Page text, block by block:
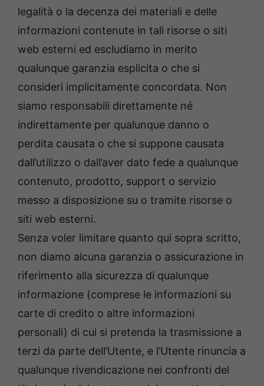
legalità o la decenza dei materiali e delle
informazioni contenute in tali risorse o siti
web esterni ed escludiamo in merito
qualunque garanzia esplicita o che si
consideri implicitamente concordata. Non
siamo responsabili direttamente né
indirettamente per qualunque danno o
perdita causata o che si suppone causata
dall’utilizzo o dall’aver dato fede a qualunque
contenuto, prodotto, support o servizio
messo a disposizione su o tramite risorse o
siti web esterni.
Senza voler limitare quanto qui sopra scritto,
non diamo alcuna garanzia o assicurazione in
riferimento alla sicurezza di qualunque
informazione (comprese le informazioni su
carte di credito o altre informazioni
personali) di cui si pretenda la trasmissione a
terzi da parte dell’Utente, e l’Utente rinuncia a
qualunque rivendicazione nei confronti del